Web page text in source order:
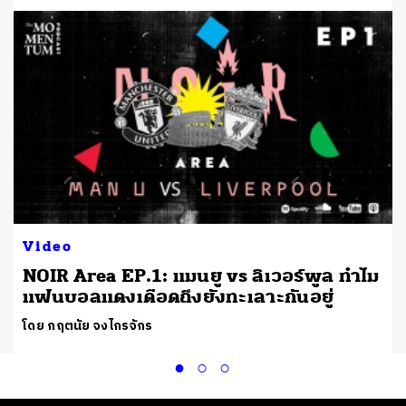
Video
NOIR Area EP.1: แมนยู vs ลิเวอร์พูล ทำไม
แฟนบอลแดงเดือดถึงยังทะเลาะกันอยู่
โดย กฤตนัย จงไกรจักร